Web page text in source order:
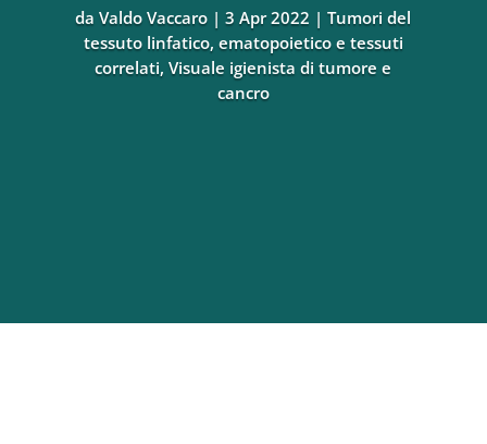
daValdo Vaccaro 3 Apr 2022
Tumori del
tessuto linfatico, ematopoietico e tessuti
correlati,Visuale igienista di tumore e
cancro